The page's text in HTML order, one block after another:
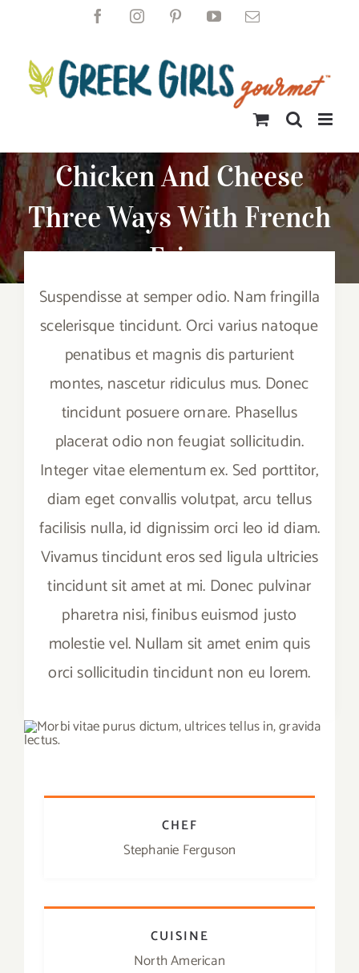
content
FacebookInstagramPinterestYouTubeEmail
Chicken And Cheese
Three Ways With French
Fries
Suspendisse at semper odio. Nam fringilla
scelerisque tincidunt. Orci varius natoque
penatibus et magnis dis parturient
montes, nascetur ridiculus mus. Donec
tincidunt posuere ornare. Phasellus
placerat odio non feugiat sollicitudin.
Integer vitae elementum ex. Sed porttitor,
diam eget convallis volutpat, arcu tellus
facilisis nulla, id dignissim orci leo id diam.
Vivamus tincidunt eros sed ligula ultricies
tincidunt sit amet at mi. Donec pulvinar
pharetra nisi, finibus euismod justo
molestie vel. Nullam sit amet enim quis
orci sollicitudin tincidunt non eu lorem.
CHEF
Stephanie Ferguson
CUISINE
North American